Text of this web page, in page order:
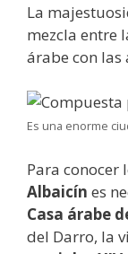
La
mezcla entre
árabe con
Es una enorme
Para conocer
Albaicín es
Casa árabe
del Darro, la